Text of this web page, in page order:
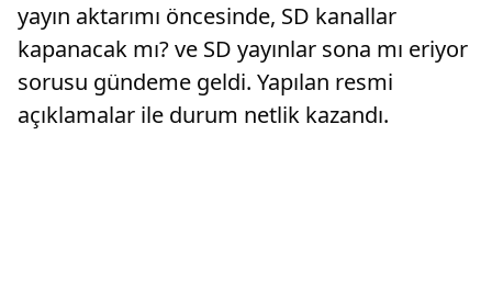
yayın aktarımı öncesinde, SD kanallar
kapanacak mı? ve SD yayınlar sona mı eriyor
sorusu gündeme geldi. Yapılan resmi
açıklamalar ile durum netlik kazandı.